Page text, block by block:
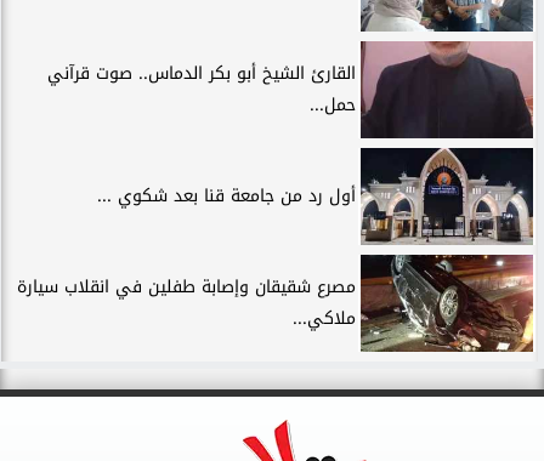
القارئ الشيخ أبو بكر الدماس.. صوت قرآني
حمل...
أول رد من جامعة قنا بعد شكوي ...
مصرع شقيقان وإصابة طفلين في انقلاب سيارة
ملاكي...